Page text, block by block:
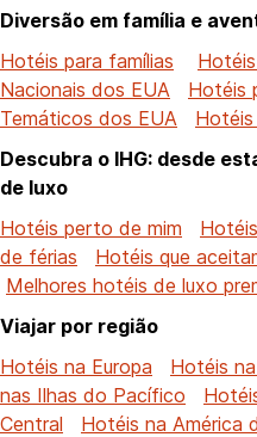
Diversão em família e
Hotéis para famílias
Nacionais dos EUA
Hotéis
Temáticos dos EUA
Hotéis
Descubra o IHG: desde
de luxo
Hotéis perto de mim
de férias
Hotéis que
Melhores hotéis de luxo
Viajar por região
Hotéis na Europa
Hotéis
nas Ilhas do Pacífico
Central
Hotéis na América